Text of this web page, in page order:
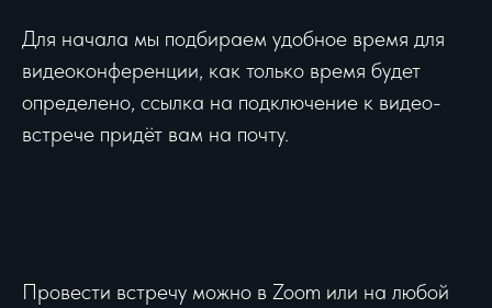
Для начала мы подбираем удобное время для
видеоконференции, как только время будет
определено, ссылка на подключение к видео-
встрече придёт вам на почту.
Провести встречу можно в Zoom или на любой